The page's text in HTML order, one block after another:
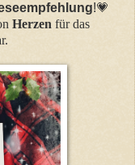
!💗
Herzen für das